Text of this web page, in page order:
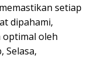
setiap
dipahami,
optimal oleh
Selasa,